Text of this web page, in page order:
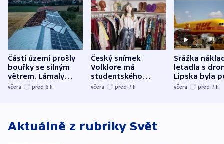
Částí území prošly
bouřky se silným
větrem. Lámaly
stromy a poničily
včera před 6 h
Český snímek
Volklore má
studentského
Oscara, zabojuje o
včera před 7 h
Srážka
letadla s
Lipska byla
německého
včera před 7 h
Aktuálně z rubriky Svět